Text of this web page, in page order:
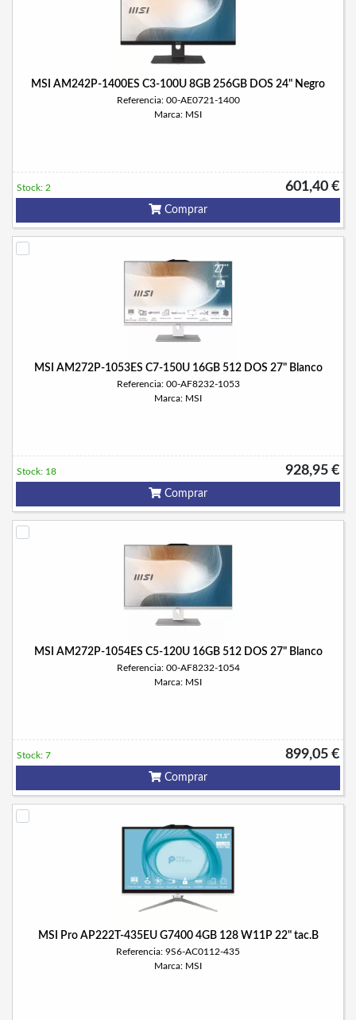
MSI AM242P-1400ES C3-100U 8GB 256GB DOS 24" Negro
Referencia: 00-AE0721-1400
Marca: MSI
601,40 €
Stock: 2
Comprar
MSI AM272P-1053ES C7-150U 16GB 512 DOS 27" Blanco
Referencia: 00-AF8232-1053
Marca: MSI
928,95 €
Stock: 18
Comprar
MSI AM272P-1054ES C5-120U 16GB 512 DOS 27" Blanco
Referencia: 00-AF8232-1054
Marca: MSI
899,05 €
Stock: 7
Comprar
MSI Pro AP222T-435EU G7400 4GB 128 W11P 22" tac.B
Referencia: 9S6-AC0112-435
Marca: MSI